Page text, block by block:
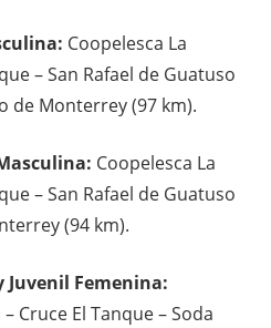
Coopelesca La
– San Rafael de Guatuso
de Monterrey (97 km).
Coopelesca La
– San Rafael de Guatuso
(94 km).
Juvenil Femenina:
Cruce El Tanque – Soda